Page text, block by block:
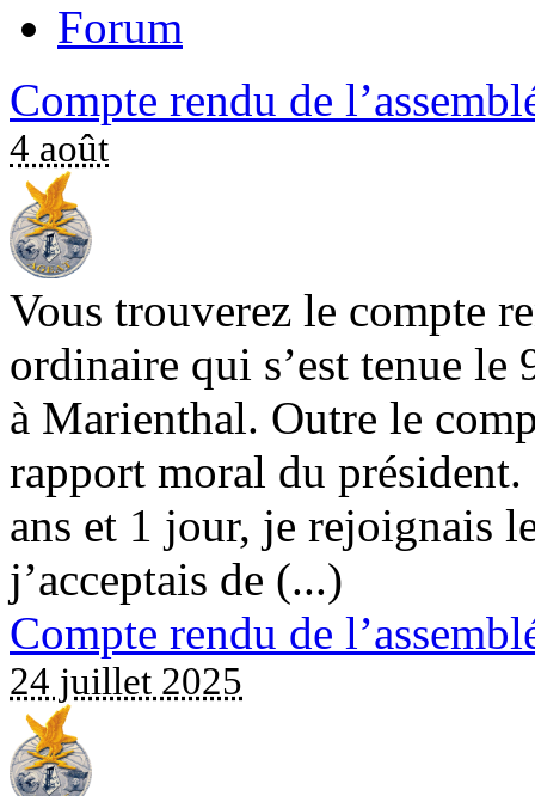
Forum
Compte rendu de
4 août
Vous trouverez le compte
ordinaire qui s’est tenue
à Marienthal. Outre le
rapport moral du
ans et 1 jour, je rejoignais
j’acceptais de (...)
Compte rendu de
24 juillet 2025